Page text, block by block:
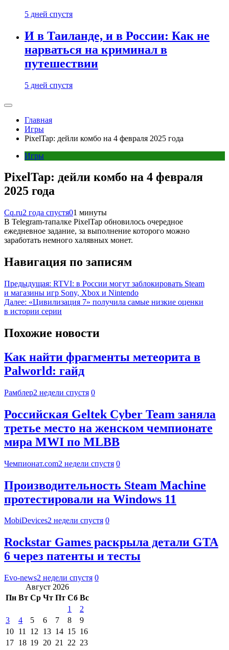
5 дней спустя
И в Таиланде, и в России: Как не
нарваться на криминал в
путешествии
5 дней спустя
Главная
Игры
PixelTap: дейли комбо на 4 февраля 2025 года
Игры
PixelTap: дейли комбо на 4 февраля
2025 года
Cq.ru2 года спустя01 минуты
В Telegram-тапалке PixelTap обновилось очередное
ежедневное задание, за выполнение которого можно
заработать немного халявных монет.
Навигация по записям
Предыдущая: RTVI: в России могут заблокировать Steam
и магазины игр Sony, Xbox и Nintendo
Далее: «Цивилизация 7» получила самые низкие оценки
в истории серии
Похожие новости
Как найти фрагменты метеорита в
Palworld: гайд
Рамблер2 недели спустя 0
Российская Geltek Cyber Team заняла
третье место на женском чемпионате
мира MWI по MLBB
Чемпионат.com2 недели спустя 0
Производительность Steam Machine
протестировали на Windows 11
MobiDevices2 недели спустя 0
Rockstar Games раскрыла детали GTA
6 через патенты и тесты
Evo-news2 недели спустя 0
Август 2026
Пн Вт Ср Чт Пт Сб Вс
1
2
3
4 5 6 7 8
9
10 11 12 13 14 15 16
17 18 19 20 21 22 23